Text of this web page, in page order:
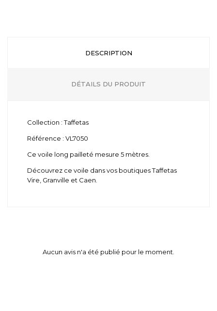
DESCRIPTION
DÉTAILS DU PRODUIT
Collection : Taffetas
Référence : VL7050
Ce voile long pailleté mesure 5 mètres.
Découvrez ce voile dans vos boutiques Taffetas
Vire, Granville et Caen.
Aucun avis n'a été publié pour le moment.